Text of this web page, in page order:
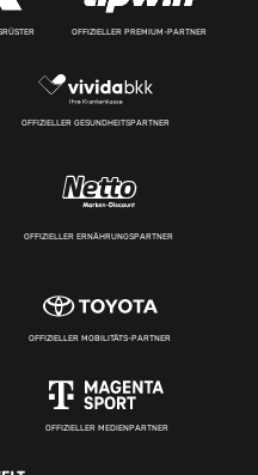
OFFIZIELLER PREMIUM-PARTNER
OFFIZIELLER GESUNDHEITSPARTNER
OFFIZIELLER ERNÄHRUNGSPARTNER
OFFIZIELLER MOBILITÄTS-PARTNER
OFFIZIELLER MEDIENPARTNER